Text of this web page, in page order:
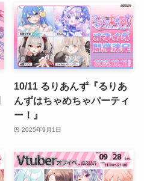
10/11 るりあんず『るりあ
んずはちゃめちゃパーティ
ー！』
2025年9月1日